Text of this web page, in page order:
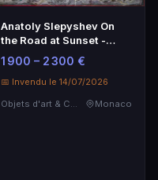
Anatoly Slepyshev On
the Road at Sunset -
Peinture d'art
contemporain
1 900 – 2 300 €
📅 Invendu le 14/07/2026
Objets d'art & Curiosités
Monaco